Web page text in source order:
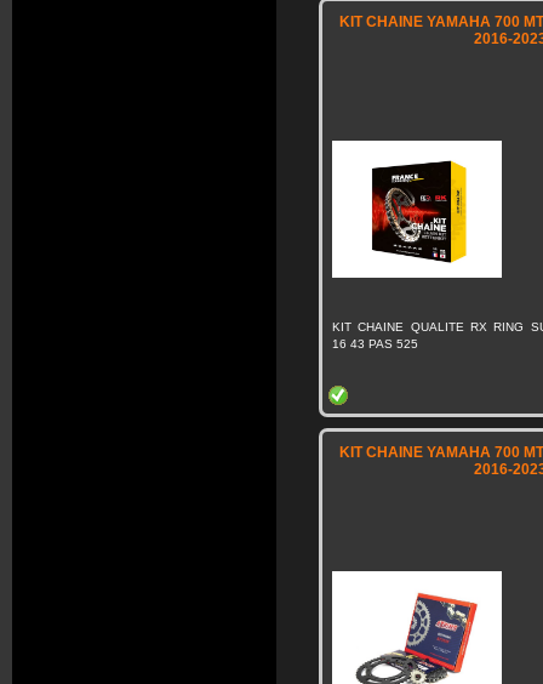
KIT CHAINE YAMAHA 700
2016-
KIT CHAINE QUALITE RX RING
16 43 PAS 525
KIT CHAINE YAMAHA 700
2016-